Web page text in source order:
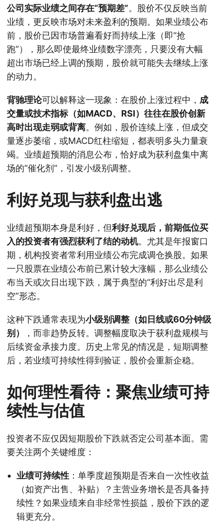
公司实际业绩之间存在“预期差”。股价不仅反映当前
业绩，更反映市场对未来盈利的预期。如果业绩公布
前，股价已因市场普遍看好而持续上涨（即“抢
跑”），那么即使最终业绩数字漂亮，只要没有大幅
超出市场已经上调的预期，股价就可能失去继续上涨
的动力。
背驰理论可以解释这一现象：在股价上涨过程中， 成
交量或技术指标（如MACD、RSI）往往在股价创新
高时出现走弱或背离。例如，股价连续上涨，但成交
量逐步萎缩，或MACD红柱缩短，都表明多头力量衰
竭。业绩超预期的消息公布，恰好成为获利盘集中离
场的“催化剂”，引发小级别调整。
利好兑现与获利盘出逃
业绩超预期本身是利好，但利好兑现后，前期低位买
入的投资者有强烈获利了结的动机。尤其是年报窗口
期，机构投资者常利用业绩公布完成调仓换股。如果
一只股票在业绩公布前已累计较大涨幅，那么业绩公
布当天或次日出现下跌，属于典型的“利好出尽是利
空”形态。
这种下跌通常表现为小级别调整（如日线或60分钟级
别）
，而非趋势反转。调整幅度取决于获利盘规模与
后续资金承接力度。历史上常见的情况是，短期调整
后，若业绩可持续性得到验证，股价会重新企稳。
如何理性看待：聚焦业绩可持
续性与估值
投资者不应仅因短期股价下跌就否定公司基本面。需
要关注两个关键维度：
业绩可持续性 ：单季度超预期是否来自一次性收益
（如资产出售、补贴）？主营业务增长是否具备持
续性？如果业绩来自非经常性损益，股价下跌的逻
辑更充分。